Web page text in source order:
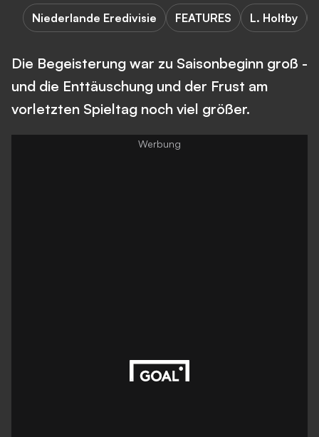
Niederlande Eredivisie FEATURES L. Holtby
Die Begeisterung war zu Saisonbeginn groß -
und die Enttäuschung und der Frust am
vorletzten Spieltag noch viel größer.